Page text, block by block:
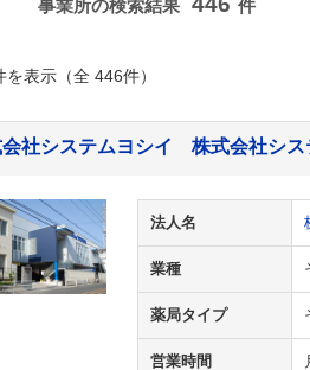
事業所の検索結果 件
を表示（全 446件）
社システムヨシイ 株式会社シス
法人名
業種
薬局タイプ
営業時間